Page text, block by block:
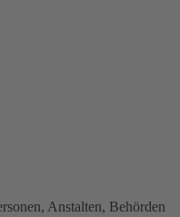
Anstalten, Behörden